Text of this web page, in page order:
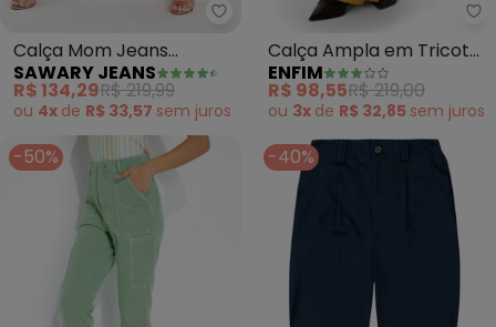
Sawary Jeans - Calça Mom
Calça Mom Jeans
(Vermelha) Sawary
SAWARY JEANS
R$ 134,29R$ 219,99
ou 4x de R$ 33,57 sem juros
Calça Ampla em Tricot
(Amarelo Mostarda)
ENFIM
R$ 98,55R$ 219,00
ou 3x de R$ 32,85 sem juros
-50% -40%